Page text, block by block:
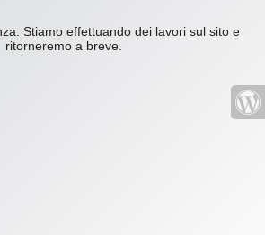
Stiamo effettuando dei lavori sul sito e
ritorneremo a breve.